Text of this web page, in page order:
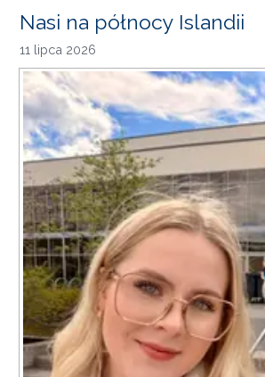
Nasi na północy Islandii
11 lipca 2026